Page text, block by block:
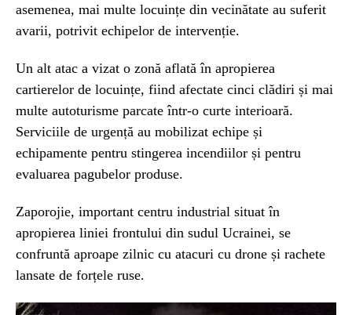
asemenea, mai multe locuințe din vecinătate au suferit
avarii, potrivit echipelor de intervenție.
Un alt atac a vizat o zonă aflată în apropierea
cartierelor de locuințe, fiind afectate cinci clădiri și mai
multe autoturisme parcate într-o curte interioară.
Serviciile de urgență au mobilizat echipe și
echipamente pentru stingerea incendiilor și pentru
evaluarea pagubelor produse.
Zaporojie, important centru industrial situat în
apropierea liniei frontului din sudul Ucrainei, se
confruntă aproape zilnic cu atacuri cu drone și rachete
lansate de forțele ruse.